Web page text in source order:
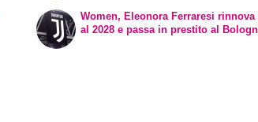
Women, Eleonora Ferraresi
al 2028 e passa in prestito al